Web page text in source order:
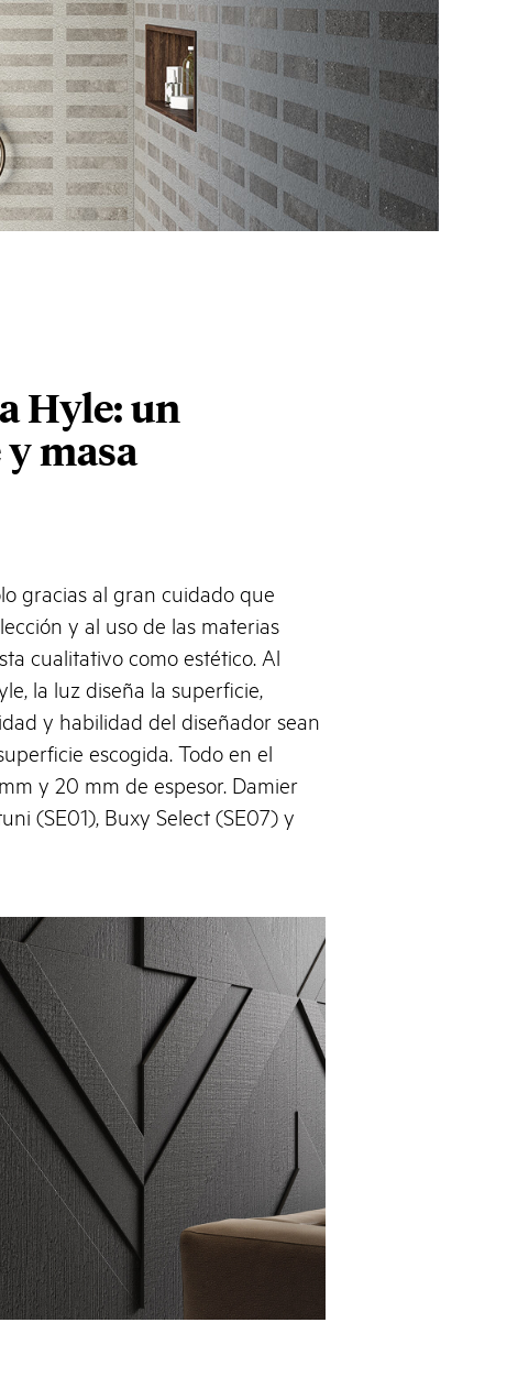
Hyle: un
masa
gracias al gran cuidado que
y al uso de las materias
cualitativo como estético. Al
la luz diseña la superficie,
y habilidad del diseñador sean
escogida. Todo en el
y 20 mm de espesor. Damier
(SE01), Buxy Select (SE07) y